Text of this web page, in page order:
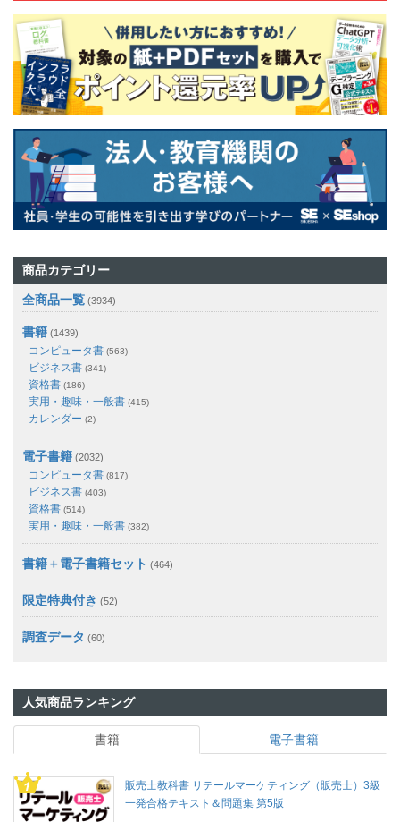
商品カテゴリー
全商品一覧 (3934)
書籍 (1439)
コンピュータ書 (563)
ビジネス書 (341)
資格書 (186)
実用・趣味・一般書 (415)
カレンダー (2)
電子書籍 (2032)
コンピュータ書 (817)
ビジネス書 (403)
資格書 (514)
実用・趣味・一般書 (382)
書籍＋電子書籍セット (464)
限定特典付き (52)
調査データ (60)
人気商品ランキング
書籍 電子書籍
販売士教科書 リテールマーケティング（販売士）3級
一発合格テキスト＆問題集 第5版